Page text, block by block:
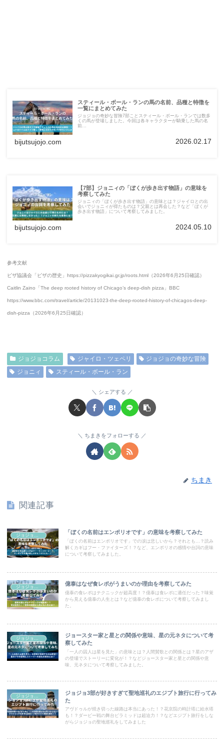
スティール・ボール・ランの馬の名前、品種と特徴を
一覧にまとめてみた
ジョジョの奇妙な冒険7部ことスティール・ボール・ランでは数多
くの馬が登場しました。今回は各キャラクターが騎乗した馬の名
前...
bijutsujojo.com 2026.02.17
【7部】ジョニィの「ぼくが歩き出す物語」の意味を
考察してみた
ジョニィの「ぼくが歩き出す物語」の意味とは？ジャイロとの出
会いでジョニィが得たものは？父親とは再会した？など「ぼくが
歩き出す物語」について考察してみました。
bijutsujojo.com 2024.05.10
参考文献
ピザ協議会「ピザの歴史」https://pizzakyogikai.gr.jp/roots.html（2026年6月25日確認）
Caitlin Zaino「The deep rooted history of Chicago’s deep-dish pizza」BBC
https://www.bbc.com/travel/article/20131023-the-deep-rooted-history-of-chicagos-deep-
dish-pizza（2026年6月25日確認）
ジョジョコラム ジャイロ・ツェペリ
ジョジョの奇妙な冒険
ジョニィ
スティール・ボール・ラン
シェアする
ちまきをフォローする
ちまき
関連記事
ジョジョコラム
「ぼくの名前はエンポリオです」の意味を考察してみた
「ぼくの名前はエンポリオです」での涙は悲しいから？それとも…？読み
解くカギはフー・ファイターズ！？など、エンポリオの感情や台詞の意味
について考察してみました。
ジョジョコラム
億泰はなぜ食レポがうまいのか理由を考察してみた
億泰の食レポはテクニックが超高度！？億泰は食レポに適任だった？味覚
から見える億泰の人生とは？など億泰の食レポについて考察してみまし
た。
ジョジョコラム
ジョースター家と星との関係や意味、星の元ネタについて考
察してみた
「一人の囚人は星を見た」の意味とは？人間賛歌との関係とは？星のアザ
の登場でストーリーに変化が！？などジョースター家と星との関係や意
味、元ネタについて考察してみました。
ジョジョ3部が好きすぎて聖地巡礼のエジプト旅行に行ってみ
た
アヴドゥルが焼き切った線路は本当にあった！？花京院の時計塔に給水塔
も！？ダービー戦の舞台ピラミッドは超迫力！？などエジプト旅行をしな
がらジョジョの聖地巡礼をしてみました